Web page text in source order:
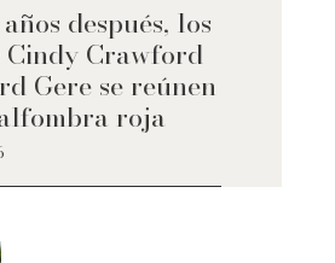
después, los
Cindy Crawford
Gere se reúnen
roja